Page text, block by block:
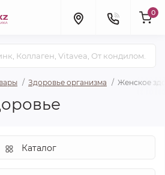
0
Здоровье организма Женское
Каталог